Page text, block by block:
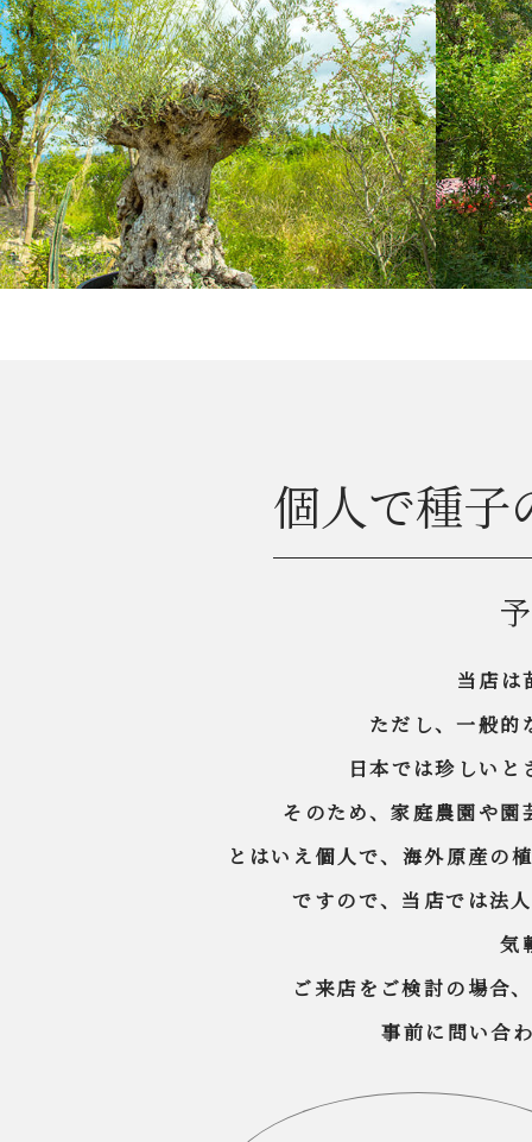
個人で種子
当店は
ただし、一般的
日本では珍しい
そのため、家庭農園や
とはいえ個人で、海外原産の
ですので、当店では法
気
ご来店をご検討の場合
事前に問い合